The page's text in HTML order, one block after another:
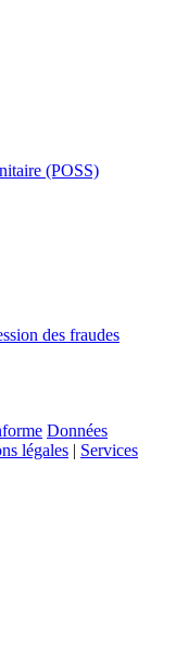
(POSS)
des fraudes
Données
légales | Services